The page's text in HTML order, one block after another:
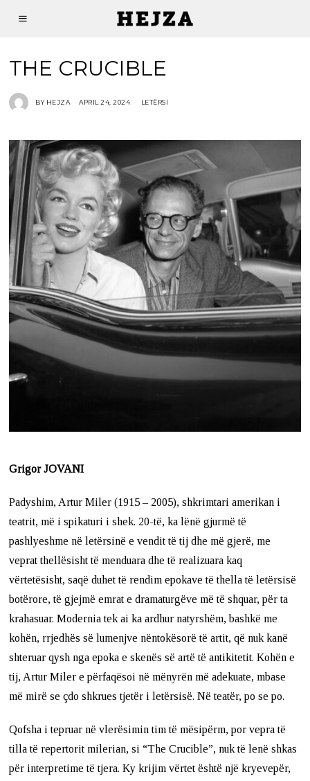
THE CRUCIBLE
BY HEJZA APRIL 24, 2024 LETËRSI
Grigor JOVANI
Padyshim, Artur Miler (1915 – 2005), shkrimtari amerikan i
teatrit, më i spikaturi i shek. 20-të, ka lënë gjurmë të
pashlyeshme në letërsinë e vendit të tij dhe më gjerë, me
veprat thellësisht të menduara dhe të realizuara kaq
vërtetësisht, saqë duhet të rendim epokave të thella të letërsisë
botërore, të gjejmë emrat e dramaturgëve më të shquar, për ta
krahasuar. Modernia tek ai ka ardhur natyrshëm, bashkë me
kohën, rrjedhës së lumenjve nëntokësorë të artit, që nuk kanë
shteruar qysh nga epoka e skenës së artë të antikitetit. Kohën e
tij, Artur Miler e përfaqësoi në mënyrën më adekuate, mbase
më mirë se çdo shkrues tjetër i letërsisë. Në teatër, po se po.
Qofsha i tepruar në vlerësimin tim të mësipërm, por vepra të
tilla të repertorit milerian, si “The Crucible”, nuk të lenë shkas
për interpretime të tjera. Ky krijim vërtet është një kryevepër,